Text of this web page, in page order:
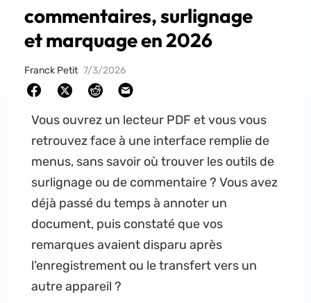
commentaires, surlignage
et marquage en 2026
Franck Petit 7/3/2026
Vous ouvrez un lecteur PDF et vous vous
retrouvez face à une interface remplie de
menus, sans savoir où trouver les outils de
surlignage ou de commentaire ? Vous avez
déjà passé du temps à annoter un
document, puis constaté que vos
remarques avaient disparu après
l’enregistrement ou le transfert vers un
autre appareil ?